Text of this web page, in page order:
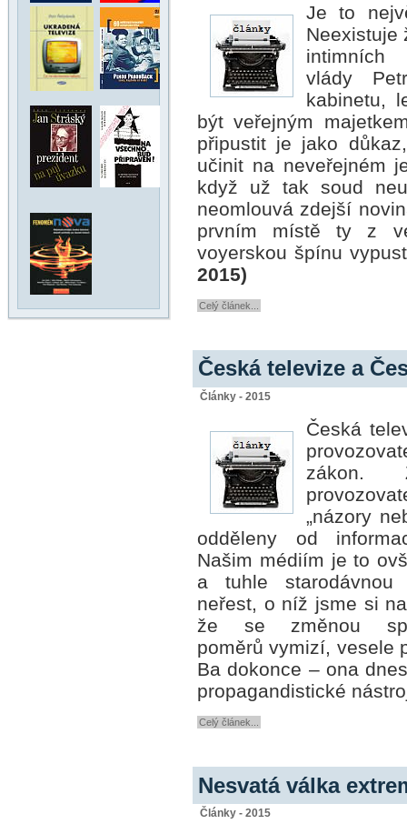
Je to
Neexistuje
intimních
vlády
kabinetu,
být veřejným
připustit je jako
učinit na neveřejném
když už tak soud
neomlouvá zdejší
prvním místě ty z
voyerskou špínu
2015)
Celý článek...
Česká televize a
Články - 2015
Česká
zákon.
„názory
odděleny od
Našim médiím je to
a tuhle starodávnou
neřest, o níž jsme si
že se změnou
poměrů vymizí, vesele
Ba dokonce – ona
propagandistické
Celý článek...
Nesvatá válka
Články - 2015